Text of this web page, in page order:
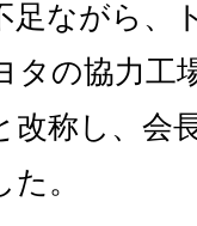
足ながら、
タの協力工
改称し、会
。